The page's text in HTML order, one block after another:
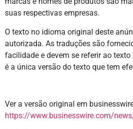
suas respectivas empresas.
O texto no idioma original deste
autorizada. As traduções são
facilidade e devem se referir ao
é a única versão do texto que tem
Ver a versão original em
https://www.businesswire.com/